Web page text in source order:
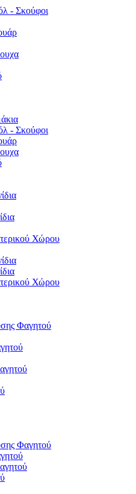
- Σκούφοι
- Σκούφοι
Χώρου
Χώρου
Φαγητού
Φαγητού